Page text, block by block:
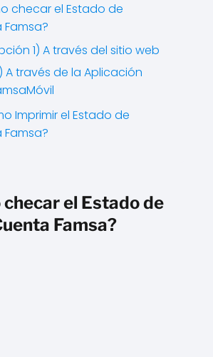
checar el Estado de
1) A través del sitio web
A través de la Aplicación
Imprimir el Estado de
checar el Estado de
Famsa?